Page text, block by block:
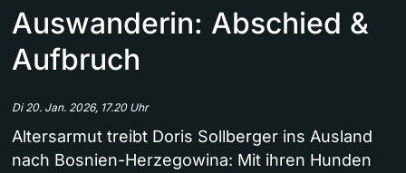
Auswanderin: Abschied &
Aufbruch
Di 20. Jan. 2026, 17.20 Uhr
Altersarmut treibt Doris Sollberger ins Ausland
nach Bosnien-Herzegowina: Mit ihren Hunden